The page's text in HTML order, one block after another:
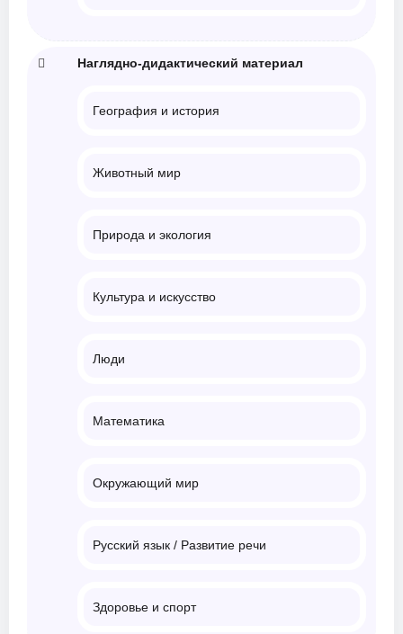
Наглядно-дидактический материал
География и история
Животный мир
Природа и экология
Культура и искусство
Люди
Математика
Окружающий мир
Русский язык / Развитие речи
Здоровье и спорт